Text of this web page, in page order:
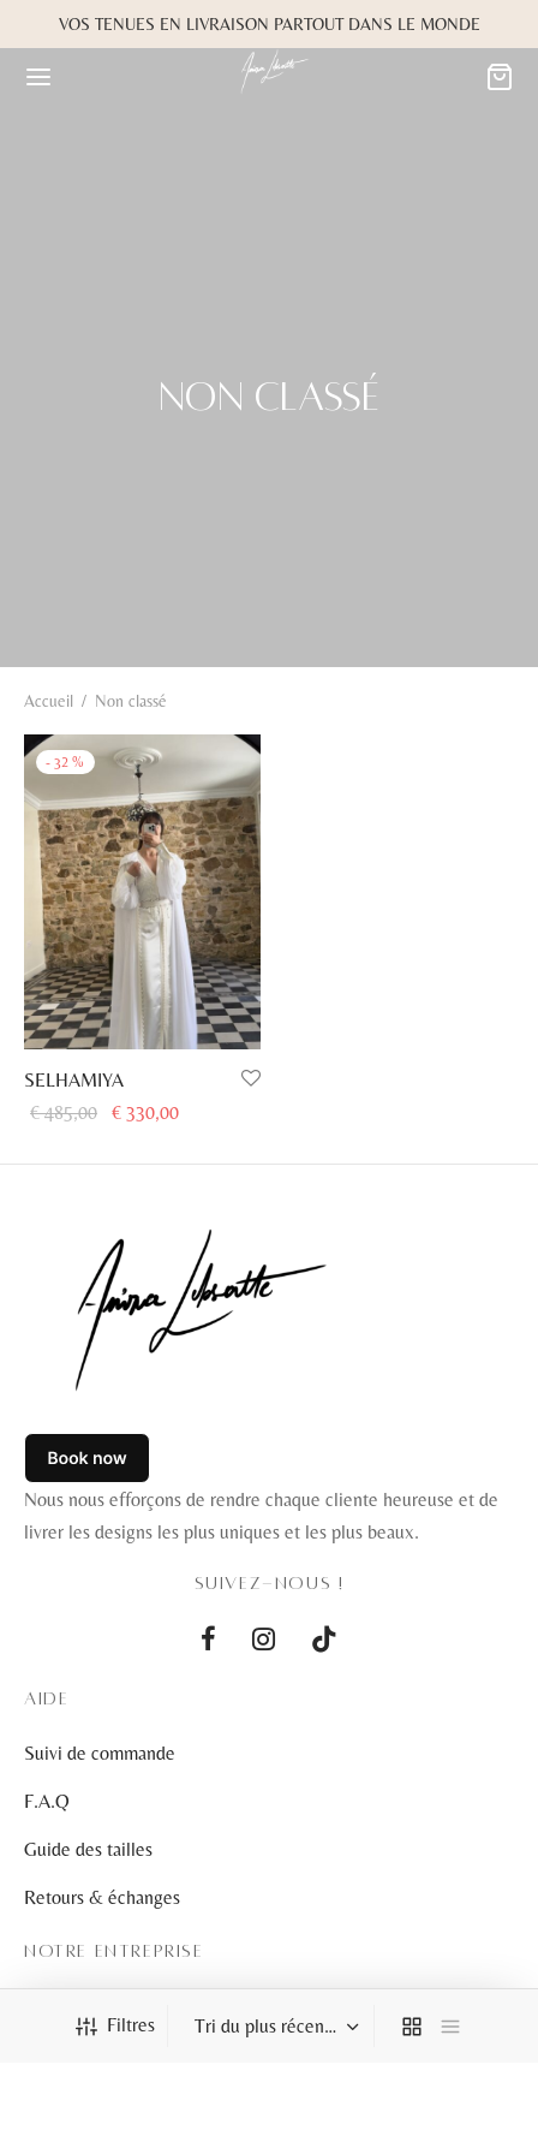
VOS TENUES EN LIVRAISON PARTOUT DANS LE MONDE
Non classé
Accueil / Non classé
Filtres
- 32 %
SELHAMIYA
€485,00
Le prix
était :
€ 330,00
est :
Nous nous efforçons de rendre chaque cliente heureuse et de
livrer les designs les plus uniques et les plus beaux.
SUIVEZ-NOUS !
AIDE
Suivi de commande
F.A.Q
Guide des tailles
Retours & échanges
NOTRE ENTREPRISE